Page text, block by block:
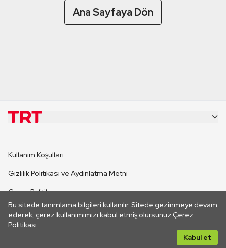
Ana Sayfaya Dön
Bu sitede tanımlama bilgileri kullanılır. Sitede gezinmeye devam
ederek, çerez kullanımımızı kabul etmiş olursunuz.Çerez
Politikası
Kabul et
CANLI YAYINLAR
Kullanım Koşulları
Gizlilik Politikası ve Aydınlatma Metni
Çerez Politikası
İletişim
Her hakkı saklıdır. ©2026 TRT. Bağlantı yoluyla gidilen dış